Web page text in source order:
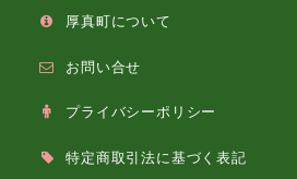
厚真町について
お問い合せ
プライバシーポリシー
特定商取引法に基づく表記